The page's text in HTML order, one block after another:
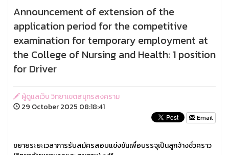
Announcement of extension of the
application period for the competitive
examination for temporary employment at
the College of Nursing and Health: 1 position
for Driver
ผู้ดูแลเว็บ วิทยาเขตสมุทรสงคราม
29 October 2025 08:18:41
Email
ขยายระยะเวลาการรับสมัครสอบแข่งขันเพื่อบรรจุเป็นลูกจ้างชั่วคราว